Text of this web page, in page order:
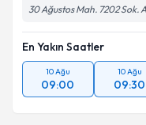
30 Ağustos Mah. 7202 Sok.
En Yakın Saatler
10 Ağu
09:00
10 Ağu
09:30